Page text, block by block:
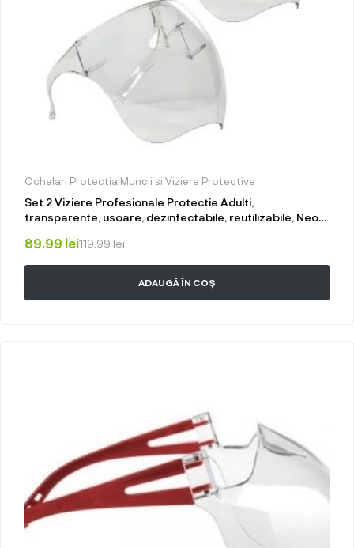
Ochelari Protectia Muncii si Viziere Protective
Set 2 Viziere Profesionale Protectie Adulti,
transparente, usoare, dezinfectabile, reutilizabile, Neo
119.99lei
89.99 lei
ADAUGĂ ÎN COȘ